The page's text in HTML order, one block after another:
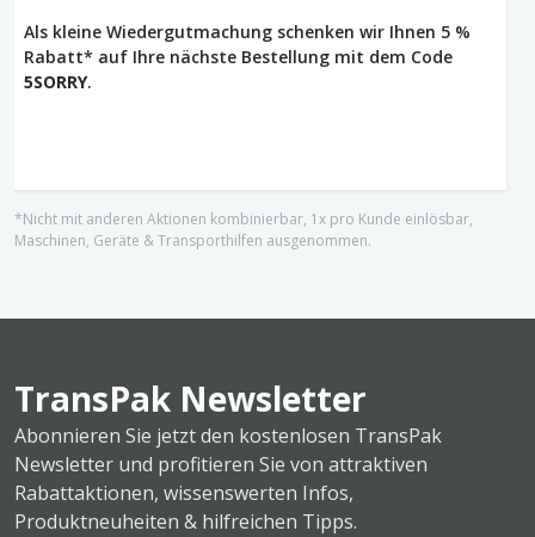
Als kleine Wiedergutmachung schenken wir Ihnen 5 %
Rabatt* auf Ihre nächste Bestellung mit dem Code
5SORRY.
*Nicht mit anderen Aktionen kombinierbar, 1x pro Kunde einlösbar,
Maschinen, Geräte & Transporthilfen ausgenommen.
TransPak Newsletter
Abonnieren Sie jetzt den kostenlosen TransPak
Newsletter und profitieren Sie von attraktiven
Rabattaktionen, wissenswerten Infos,
Produktneuheiten & hilfreichen Tipps.